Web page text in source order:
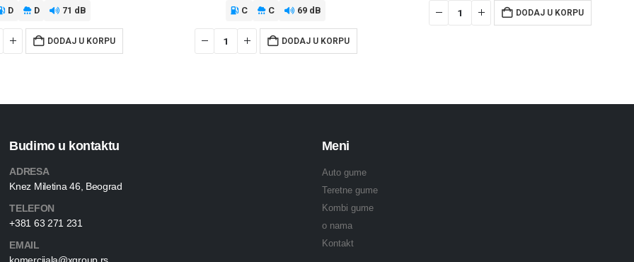
D D 71 dB
DODAJ U KORPU
C C 69 dB
DODAJ U KORPU
DODAJ U KORPU
Budimo u kontaktu
ADRESA
Knez Miletina 46, Beograd
TELEFON
+381 63 271 231
EMAIL
komercijala@xgroup.rs
Meni
Auto gume
Teretne gume
Kombi gume
o nama
Kontakt